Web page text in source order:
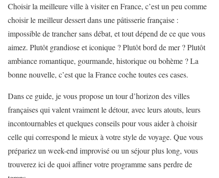
Choisir la meilleure ville à visiter en France, c’est un peu comme
choisir le meilleur dessert dans une pâtisserie française :
impossible de trancher sans débat, et tout dépend de ce que vous
aimez. Plutôt grandiose et iconique ? Plutôt bord de mer ? Plutôt
ambiance romantique, gourmande, historique ou bohème ? La
bonne nouvelle, c’est que la France coche toutes ces cases.
Dans ce guide, je vous propose un tour d’horizon des villes
françaises qui valent vraiment le détour, avec leurs atouts, leurs
incontournables et quelques conseils pour vous aider à choisir
celle qui correspond le mieux à votre style de voyage. Que vous
prépariez un week-end improvisé ou un séjour plus long, vous
trouverez ici de quoi affiner votre programme sans perdre de